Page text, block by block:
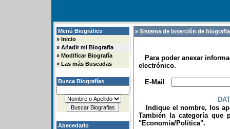
Menú Biográfico
» Inicio
» Añadir mi Biografia
» Modificar Biografía
» Las más Buscadas
Busca Biografías
Abecedario
» Sistema de inserción de
Para poder anexar
electrónico.
E-Mail
Indique el nombre, los
También la categoría que
"Economía/Política".